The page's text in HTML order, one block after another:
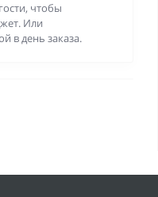
чтобы
Или
в день заказа.